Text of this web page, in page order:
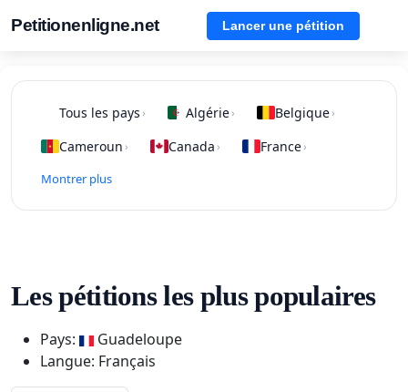
Petitionenligne.net Lancer une pétition
Tous les pays › Algérie› Belgique›
Cameroun › Canada › France›
Montrer plus
Les pétitions les plus populaires
Pays:
Guadeloupe
Langue: Français